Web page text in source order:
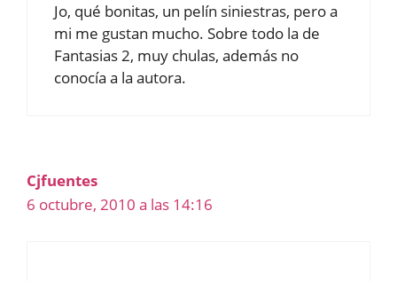
Jo, qué bonitas, un pelín siniestras, pero a
mi me gustan mucho. Sobre todo la de
Fantasias 2, muy chulas, además no
conocía a la autora.
Cjfuentes
6 octubre, 2010 a las 14:16